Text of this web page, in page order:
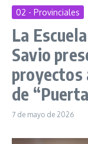
02 - Provinciales
La
Savio
proyectos
de
7 de mayo de 2026